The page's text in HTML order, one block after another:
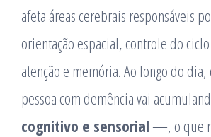
afeta áreas cerebrais responsáveis
orientação espacial, controle do
atenção e memória. Ao longo do
pessoa com demência vai
cognitivo e sensorial —, o que